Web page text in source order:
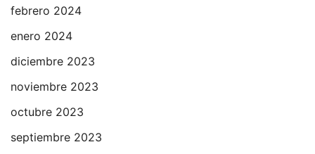
febrero 2024
enero 2024
diciembre 2023
noviembre 2023
octubre 2023
septiembre 2023